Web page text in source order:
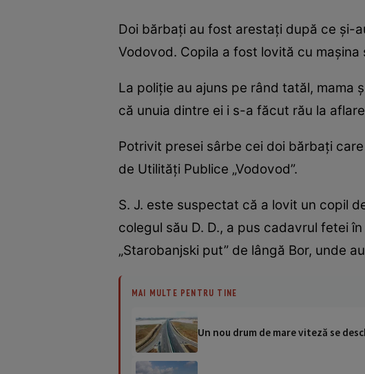
Doi bărbați au fost arestați după ce și-
Vodovod. Copila a fost lovită cu
La poliție au ajuns pe rând tatăl, mama
că unuia dintre ei i s-a făcut rău la
Potrivit presei sârbe cei doi bărbați
de Utilități Publice „Vodovod”.
S. J. este suspectat că a lovit un copil
colegul său D. D., a pus cadavrul fetei
„Starobanjski put” de lângă Bor, unde
MAI MULTE PENTRU TINE
Un nou drum de mare viteză se